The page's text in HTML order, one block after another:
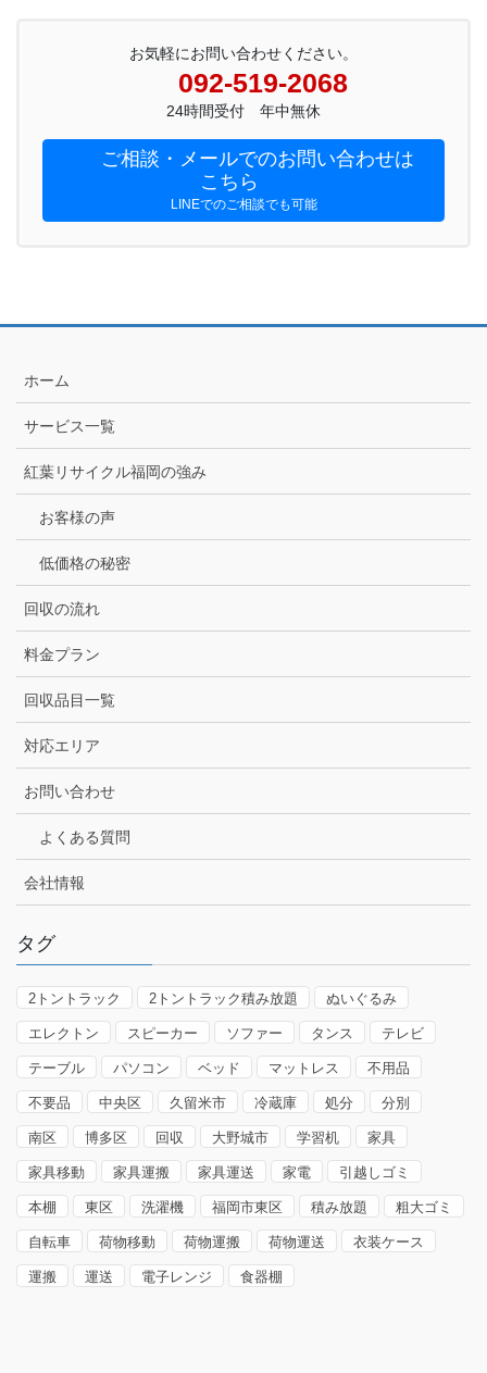
お気軽にお問い合わせください。
092-519-2068
24時間受付 年中無休
ご相談・メールでのお問い合わせは
こちら
LINEでのご相談でも可能
ホーム
サービス一覧
紅葉リサイクル福岡の強み
お客様の声
低価格の秘密
回収の流れ
料金プラン
回収品目一覧
対応エリア
お問い合わせ
よくある質問
会社情報
タグ
2トントラック 2トントラック積み放題 ぬいぐるみ
エレクトン スピーカー ソファー タンス テレビ
テーブル パソコン ベッド マットレス 不用品
不要品 中央区 久留米市 冷蔵庫 処分 分別
南区 博多区 回収 大野城市 学習机 家具
家具移動 家具運搬 家具運送 家電 引越しゴミ
本棚 東区 洗濯機 福岡市東区 積み放題 粗大ゴミ
自転車 荷物移動 荷物運搬 荷物運送 衣装ケース
運搬 運送 電子レンジ 食器棚